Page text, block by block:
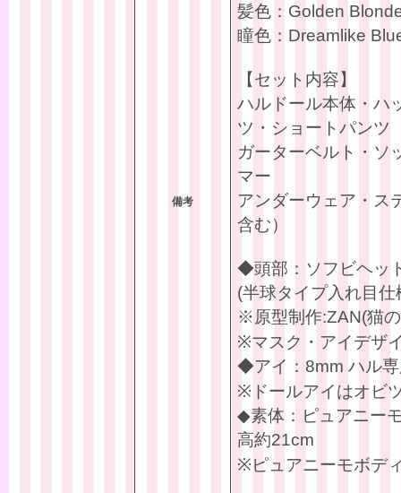
備考
髪色：Golden
瞳色：Dreamlike
【セット内容】
ハルドール本体・ハ
ツ・ショートパンツ
ガーターベルト・ソ
マー
アンダーウェア・ス
含む）
◆頭部：ソフビヘッ
(半球タイプ入れ目仕
※原型制作:ZAN(猫
※マスク・アイデザ
◆アイ：8mm ハル
※ドールアイはオビ
◆素体：ピュアニー
高約21cm
※ピュアニーモボデ